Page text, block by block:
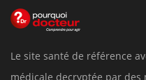
Le site santé de référence
médicale decryptée par des